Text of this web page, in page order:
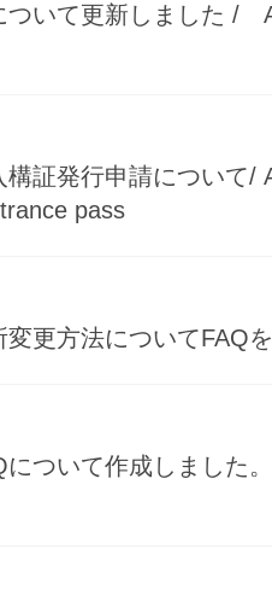
ついて更新しました /
構証発行申請について/
pass
更方法についてFAQ
について作成しました